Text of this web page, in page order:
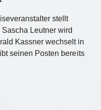
stellt
Leutner wird
Kassner wechselt in
seinen Posten bereits